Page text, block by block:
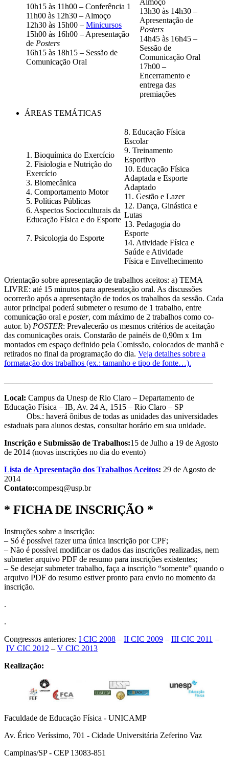
10h15 às 11h00 – Conferência 1
11h00 às 12h30 – Almoço
12h30 às 15h00 – Minicursos
15h00 às 16h00 – Apresentação
de Posters
16h15 às 18h15 – Sessão de
Comunicação Oral
Almoço
13h30 às 14h30 –
Apresentação de
Posters
14h45 às 16h45 –
Sessão de
Comunicação Oral
17h00 –
Encerramento e
entrega das
premiações
ÁREAS TEMÁTICAS
1. Bioquímica do Exercício
2. Fisiologia e Nutrição do
Exercício
3. Biomecânica
4. Comportamento Motor
5. Políticas Públicas
6. Aspectos Socioculturais da
Educação Física e do Esporte
7. Psicologia do Esporte
8. Educação Física
Escolar
9. Treinamento
Esportivo
10. Educação Física
Adaptada e Esporte
Adaptado
11. Gestão e Lazer
12. Dança, Ginástica e
Lutas
13. Pedagogia do
Esporte
14. Atividade Física e
Saúde e Atividade
Física e Envelhecimento
Orientação sobre apresentação de trabalhos aceitos: a) TEMA
LIVRE: até 15 minutos para apresentação oral. As discussões
ocorrerão após a apresentação de todos os trabalhos da sessão. Cada
autor principal poderá submeter o resumo de 1 trabalho, entre
comunicação oral e poster, com máximo de 2 trabalhos como co-
autor. b) POSTER: Prevalecerão os mesmos critérios de aceitação
das comunicações orais. Constarão de painéis de 0,90m x 1m
montados em espaço definido pela Comissão, colocados de manhã e
retirados no final da programação do dia. Veja detalhes sobre a
formatação dos trabalhos (ex.: tamanho e tipo de fonte…).
Local: Campus da Unesp de Rio Claro – Departamento de
Educação Física – IB, Av. 24 A, 1515 – Rio Claro – SP
Obs.: haverá ônibus de todas as unidades das universidades
estaduais para alunos destas, consultar horário em sua unidade.
Inscrição e Submissão de Trabalhos:15 de Julho a 19 de Agosto
de 2014 (novas inscrições no dia do evento)
Lista de Apresentação dos Trabalhos Aceitos: 29 de Agosto de
2014
Contato:compesq@usp.br
* FICHA DE INSCRIÇÃO *
Instruções sobre a inscrição:
– Só é possível fazer uma única inscrição por CPF;
– Não é possível modificar os dados das inscrições realizadas, nem
submeter arquivo PDF de resumo para inscrições existentes;
– Se desejar submeter trabalho, faça a inscrição “somente” quando o
arquivo PDF do resumo estiver pronto para envio no momento da
inscrição.
.
.
Congressos anteriores: I CIC 2008 – II CIC 2009 – III CIC 2011 –
IV CIC 2012 – V CIC 2013
Realização:
Faculdade de Educação Física - UNICAMP
Av. Érico Veríssimo, 701 - Cidade Universitária Zeferino Vaz
Campinas/SP - CEP 13083-851